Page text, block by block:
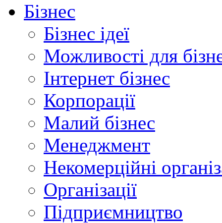
Бізнес
Бізнес ідеї
Можливості для
Інтернет бізнес
Корпорації
Малий бізнес
Менеджмент
Некомерційні
Організації
Підприємництво